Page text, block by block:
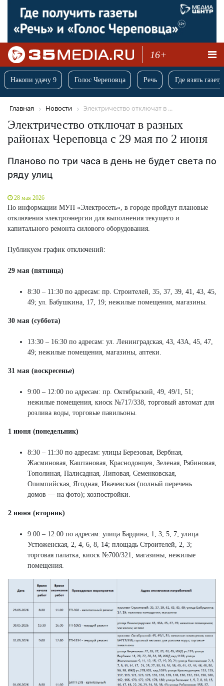
16+
Накопи удачу 9 Голос Череповца Речь Где взять
Главная Новости Электричество отключат в ...
Электричество отключат в разных
районах Череповца с 29 мая по 2 июня
Планово по три часа в день не будет света по
ряду улиц
28 мая 2026
По информации МУП «Электросеть», в городе пройдут плановые
отключения электроэнергии для выполнения текущего и
капитального ремонта силового оборудования.
Публикуем график отключений:
29 мая (пятница)
8:30 – 11:30 по адресам: пр. Строителей, 35, 37, 39, 41, 43, 45,
49; ул. Бабушкина, 17, 19; нежилые помещения, магазины.
30 мая (суббота)
13:30 – 16:30 по адресам: ул. Ленинградская, 43, 43А, 45, 47,
49; нежилые помещения, магазины, аптеки.
31 мая (воскресенье)
9:00 – 12:00 по адресам: пр. Октябрьский, 49, 49/1, 51;
нежилые помещения, киоск №717/338, торговый автомат для
розлива воды, торговые павильоны.
1 июня (понедельник)
8:30 – 11:30 по адресам: улицы Березовая, Вербная,
Жасминовая, Каштановая, Краснодонцев, Зеленая, Рябиновая,
Тополиная, Палисадная, Липовая, Семенковская,
Олимпийская, Ягодная, Ивачевская (полный перечень
домов — на фото); хозпостройки.
2 июня (вторник)
9:00 – 12:00 по адресам: улица Бардина, 1, 3, 5, 7; улица
Устюженская, 2, 4, 6, 8, 14; площадь Строителей, 2, 3;
торговая палатка, киоск №700/321, магазины, нежилые
помещения.